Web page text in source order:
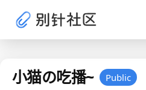
小猫の吃播~ Public